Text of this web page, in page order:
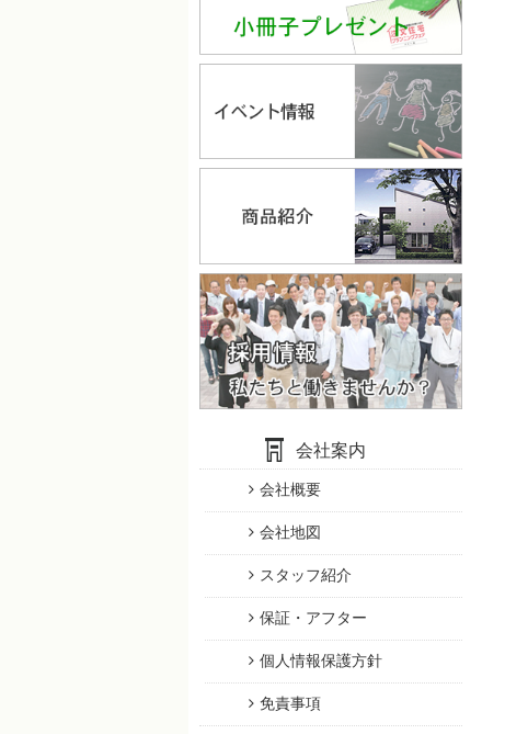
会社案内
会社概要
会社地図
スタッフ紹介
保証・アフター
個人情報保護方針
免責事項